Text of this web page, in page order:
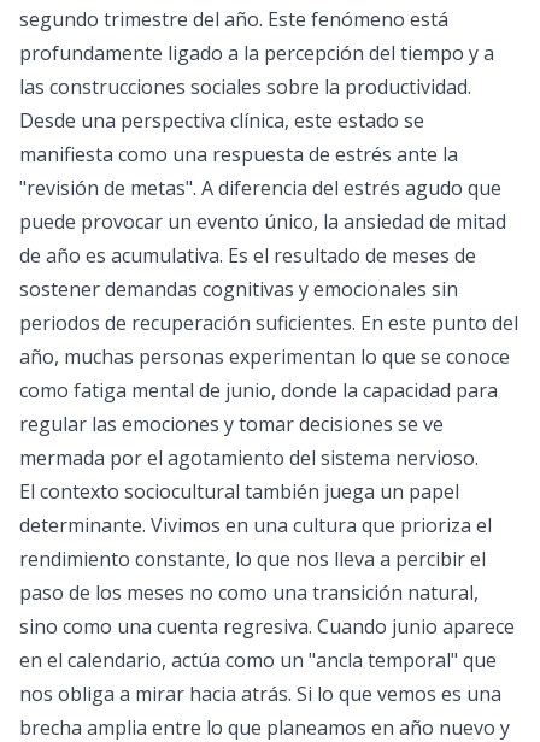
segundo trimestre del año. Este fenómeno está
profundamente ligado a la percepción del tiempo y a
las construcciones sociales sobre la productividad.
Desde una perspectiva clínica, este estado se
manifiesta como una respuesta de estrés ante la
"revisión de metas". A diferencia del estrés agudo que
puede provocar un evento único, la ansiedad de mitad
de año es acumulativa. Es el resultado de meses de
sostener demandas cognitivas y emocionales sin
periodos de recuperación suficientes. En este punto del
año, muchas personas experimentan lo que se conoce
como fatiga mental de junio, donde la capacidad para
regular las emociones y tomar decisiones se ve
mermada por el agotamiento del sistema nervioso.
El contexto sociocultural también juega un papel
determinante. Vivimos en una cultura que prioriza el
rendimiento constante, lo que nos lleva a percibir el
paso de los meses no como una transición natural,
sino como una cuenta regresiva. Cuando junio aparece
en el calendario, actúa como un "ancla temporal" que
nos obliga a mirar hacia atrás. Si lo que vemos es una
brecha amplia entre lo que planeamos en año nuevo y